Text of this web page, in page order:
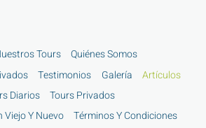
Tours
Quiénes Somos
Testimonios Galería
Artículos
Diarios
Tours Privados
Viejo Y Nuevo
Términos Y Condiciones